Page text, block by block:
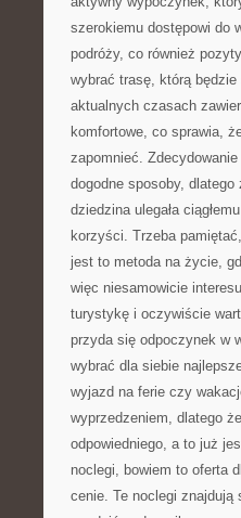
szerokiemu dostępowi do
podróży, co również
wybrać trasę, którą
aktualnych czasach
komfortowe, co sprawia,
zapomnieć.
dogodne sposoby,
dziedzina ulegała
korzyści. Trzeba
jest to metoda na życie,
więc niesamowicie
turystykę i oczywiście
przyda się odpoczynek w
wybrać dla siebie
wyjazd na ferie czy
wyprzedzeniem, dlatego
odpowiedniego, a to już
noclegi, bowiem to oferta
cenie. Te noclegi znajdują